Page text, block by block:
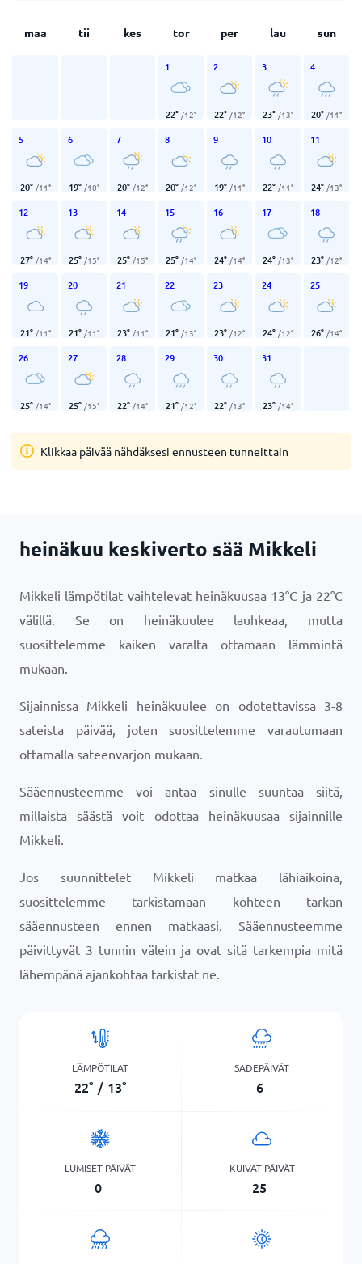
maa tii kes tor per lau sun
1
22° /12°
2
22° /12°
3
23° /13°
4
20° /11°
5
20° /11°
6
19° /10°
7
20° /12°
8
20° /12°
9
19° /11°
10
22° /11°
11
24° /13°
12
27° /14°
13
25° /15°
14
25° /15°
15
25° /14°
16
24° /14°
17
24° /13°
18
23° /12°
19
21° /11°
20
21° /11°
21
23° /11°
22
21° /13°
23
23° /12°
24
24° /12°
25
26° /14°
26
25° /14°
27
25° /15°
28
22° /14°
29
21° /12°
30
22° /13°
31
23° /14°
Klikkaa päivää nähdäksesi ennusteen tunneittain
heinäkuu keskiverto sää Mikkeli
Mikkeli lämpötilat vaihtelevat heinäkuusaa 13°C ja 22°C
välillä. Se on heinäkuulee lauhkeaa, mutta
suosittelemme kaiken varalta ottamaan lämmintä
mukaan.
Sijainnissa Mikkeli heinäkuulee on odotettavissa 3-8
sateista päivää, joten suosittelemme varautumaan
ottamalla sateenvarjon mukaan.
Sääennusteemme voi antaa sinulle suuntaa siitä,
millaista säästä voit odottaa heinäkuusaa sijainnille
Mikkeli.
Jos suunnittelet Mikkeli matkaa lähiaikoina,
suosittelemme tarkistamaan kohteen tarkan
sääennusteen ennen matkaasi. Sääennusteemme
päivittyvät 3 tunnin välein ja ovat sitä tarkempia mitä
lähempänä ajankohtaa tarkistat ne.
LÄMPÖTILAT
22° / 13°
SADEPÄIVÄT
6
LUMISET PÄIVÄT
0
KUIVAT PÄIVÄT
25